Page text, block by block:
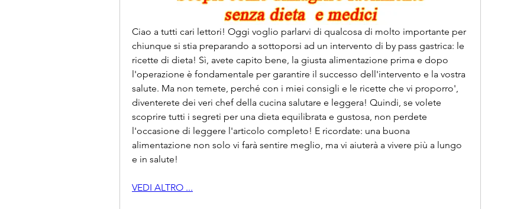
Ciao a tutti cari lettori! Oggi voglio parlarvi di qualcosa di molto importante per
chiunque si stia preparando a sottoporsi ad un intervento di by pass gastrica: le
ricette di dieta! Sì, avete capito bene, la giusta alimentazione prima e dopo
l'operazione è fondamentale per garantire il successo dell'intervento e la vostra
salute. Ma non temete, perché con i miei consigli e le ricette che vi proporro',
diventerete dei veri chef della cucina salutare e leggera! Quindi, se volete
scoprire tutti i segreti per una dieta equilibrata e gustosa, non perdete
l'occasione di leggere l'articolo completo! E ricordate: una buona
alimentazione non solo vi farà sentire meglio, ma vi aiuterà a vivere più a lungo
e in salute!
VEDI ALTRO ...